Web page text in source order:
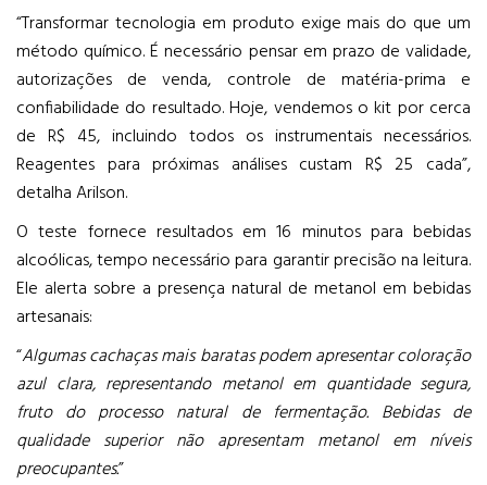
“Transformar tecnologia em produto exige mais do que um
método químico. É necessário pensar em prazo de validade,
autorizações de venda, controle de matéria-prima e
confiabilidade do resultado. Hoje, vendemos o kit por cerca
de R$ 45, incluindo todos os instrumentais necessários.
Reagentes para próximas análises custam R$ 25 cada”,
detalha Arilson.
O teste fornece resultados em 16 minutos para bebidas
alcoólicas, tempo necessário para garantir precisão na leitura.
Ele alerta sobre a presença natural de metanol em bebidas
artesanais:
“Algumas cachaças mais baratas podem apresentar coloração
azul clara, representando metanol em quantidade segura,
fruto do processo natural de fermentação. Bebidas de
qualidade superior não apresentam metanol em níveis
preocupantes.”